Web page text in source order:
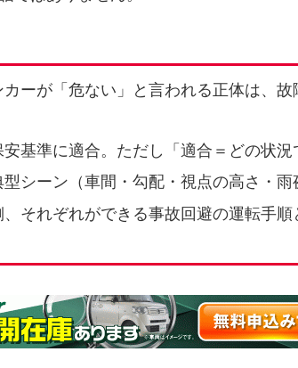
ーが「危ない」と言われる正体は、故
基準に適合。ただし「適合＝どの状
シーン（車間・勾配・視点の高さ・
それぞれができる事故回避の運転手順